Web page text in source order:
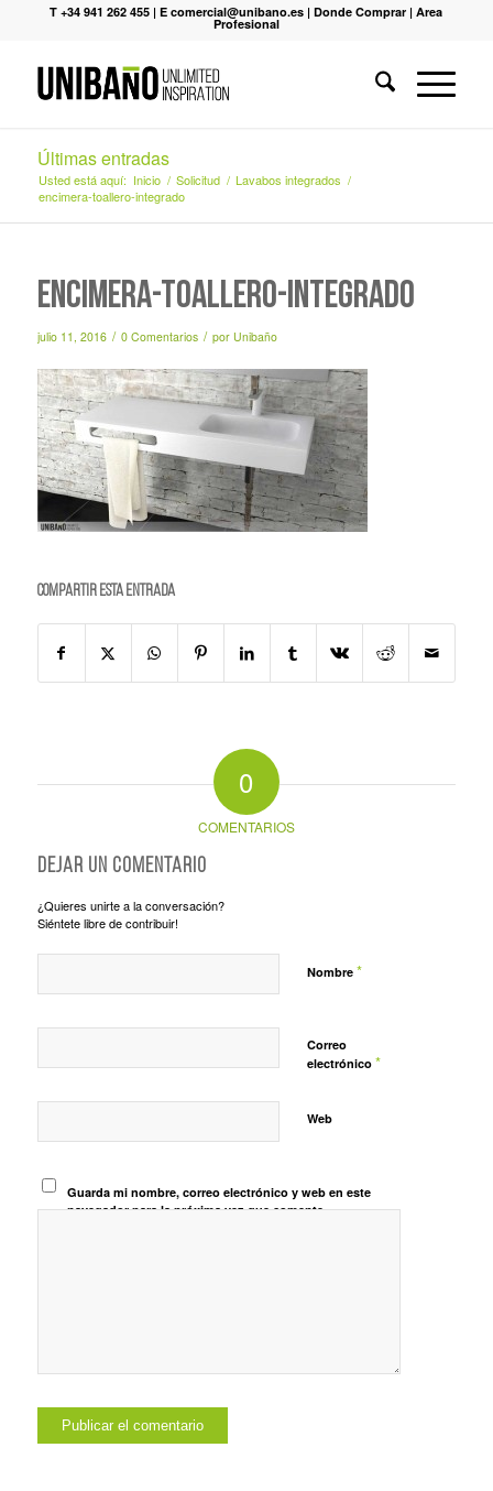
T +34 941 262 455 |E comercial@unibano.es |Donde Comprar |Area
Profesional
Últimas entradas
Usted está aquí: Inicio / Solicitud / Lavabos integrados /
encimera-toallero-integrado
encimera-toallero-integrado
julio 11, 2016 / 0 Comentarios / por Unibaño
Compartir esta entrada
0
COMENTARIOS
Dejar un comentario
¿Quieres unirte a la conversación?
Siéntete libre de contribuir!
Nombre *
Correo
electrónico *
Web
Guarda mi nombre, correo electrónico y web en este
navegador para la próxima vez que comente.